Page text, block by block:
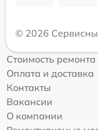
© 2026
Стоимость ремонта
Оплата и доставка
Контакты
Вакансии
О компании